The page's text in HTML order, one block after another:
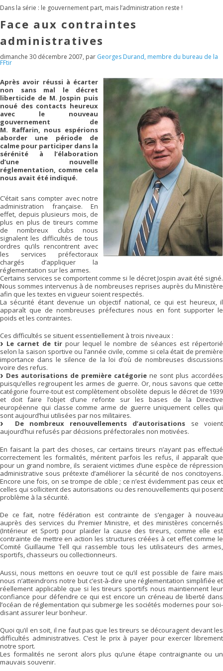
Dans la série : le gouvernement part, mais l’administration reste !
Face aux contraintes
administratives
dimanche 30 décembre 2007, par Georges Durand, membre du bureau de la
FFtir
Après avoir réussi à écarter
non sans mal le décret
liberticide de M. Jospin puis
noué des contacts heureux
avec le nouveau
gouvernement de
M. Raffarin, nous espérions
aborder une période de
calme pour participer dans la
sérénité à l’élaboration
d’une nouvelle
réglementation, comme cela
nous avait été indiqué.
C’était sans compter avec notre
administration française. En
effet, depuis plusieurs mois, de
plus en plus de tireurs comme
de nombreux clubs nous
signalent les difficultés de tous
ordres qu’ils rencontrent avec
les services préfectoraux
chargés d’appliquer la
réglementation sur les armes.
Certains services se comportent comme si le décret Jospin avait été signé.
Nous sommes intervenus à de nombreuses reprises auprès du Ministère
afin que les textes en vigueur soient respectés.
La sécurité étant devenue un objectif national, ce qui est heureux, il
apparaît que de nombreuses préfectures nous en font supporter le
poids et les contraintes.
Ces difficultés se situent essentiellement à trois niveaux :
Le carnet de tir pour lequel le nombre de séances est répertorié
selon la saison sportive ou l’année civile, comme si cela était de première
importance dans le silence de la loi d’où de nombreuses discussions
voire des refus.
Des autorisations de première catégorie ne sont plus accordées
puisqu’elles regroupent les armes de guerre. Or, nous savons que cette
catégorie fourre-tout est complètement obsolète depuis le décret de 1939
et doit faire l’objet d’une refonte sur les bases de la Directive
européenne qui classe comme arme de guerre uniquement celles qui
sont aujourd’hui utilisées par nos militaires.
De nombreux renouvellements d’autorisations se voient
aujourd’hui refusés par décisions préfectorales non motivées.
En faisant la part des choses, car certains tireurs n’ayant pas effectué
correctement les formalités, méritent parfois les refus, il apparaît que
pour un grand nombre, ils seraient victimes d’une espèce de répression
administrative sous prétexte d’améliorer la sécurité de nos concitoyens.
Encore une fois, on se trompe de cible ; ce n’est évidemment pas ceux et
celles qui sollicitent des autorisations ou des renouvellements qui posent
problème à la sécurité.
De ce fait, notre fédération est contrainte de s’engager à nouveau
auprès des services du Premier Ministre, et des ministères concernés
(Intérieur et Sport) pour plaider la cause des tireurs, comme elle est
contrainte de mettre en action les structures créées à cet effet comme le
Comité Guillaume Tell qui rassemble tous les utilisateurs des armes,
sportifs, chasseurs ou collectionneurs.
Aussi, nous mettons en oeuvre tout ce qu’il est possible de faire mais
nous n’atteindrons notre but c’est-à-dire une réglementation simplifiée et
réellement applicable que si les tireurs sportifs nous maintiennent leur
confiance pour défendre ce qui est encore un créneau de liberté dans
l’océan de réglementation qui submerge les sociétés modernes pour soi-
disant assurer leur bonheur.
Quoi qu’il en soit, il ne faut pas que les tireurs se découragent devant les
difficultés administratives. C’est le prix à payer pour exercer librement
notre sport.
Les formalités ne seront alors plus qu’une étape contraignante ou un
mauvais souvenir.